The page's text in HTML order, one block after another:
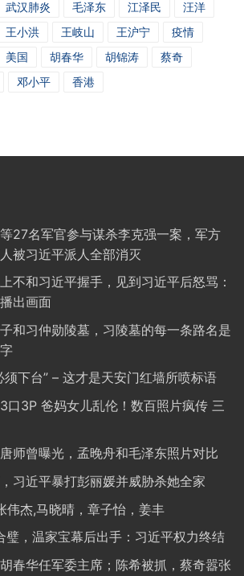
武汉肺炎 毛泽东 江泽民
汪洋
王小洪 王岐山 王沪宁
疫情
美国 胡春华 胡锦涛
蔡奇
邓小平 香港
27名军官参与谋杀李克强一案，军方
被习近平派人全部消灭
不和习近平握手，见到习近平后怒骂：
出画面
和习仲勋陵墓，习陵墓的每一条路名是
须下台” – 这才是天安门红墙所喷标语
口3P 爸妈女儿乱伦！数百照片疯传 三
师曾曝光，孟晚舟和毛泽东照片对比
习近平暴打彭丽媛并威胁杀她全家
伟杰,马晓晴，章子怡，姜丰
璧，温家宝幕后出手：习近平权力终结
春华任军委主席；陈希被抓，蔡奇嚣张